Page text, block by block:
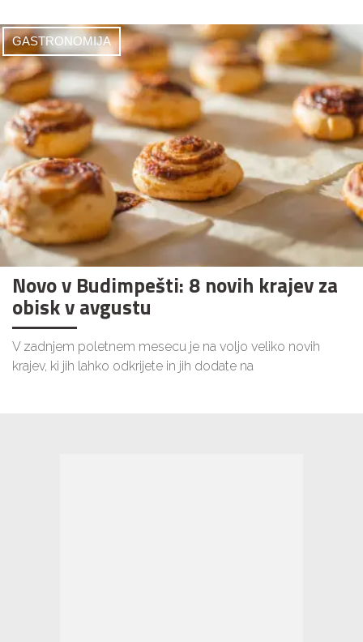
GASTRONOMIJA
Novo v Budimpešti: 8 novih krajev za
obisk v avgustu
V zadnjem poletnem mesecu je na voljo veliko novih
krajev, ki jih lahko odkrijete in jih dodate na